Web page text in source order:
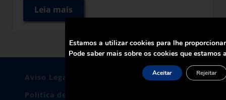
Leia maisComo as Válvulas de Controle de Vapor
Aviso Legal
Política de Privacidade
Política de cookies
Estamos a utilizar cookies para lhe
Pode saber mais sobre os cookies que
Aceitar Rejeitar